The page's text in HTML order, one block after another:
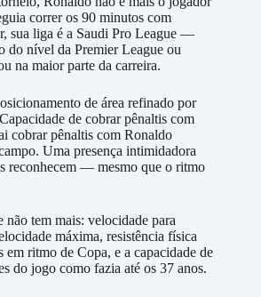
correr os 90 minutos com
sua liga é a Saudi Pro League —
do nível da Premier League ou
na maior parte da carreira.
de área refinado por
de cobrar pênaltis com
cobrar pênaltis com Ronaldo
Uma presença intimidadora
reconhecem — mesmo que o ritmo
tem mais: velocidade para
máxima, resistência física
em ritmo de Copa, e a capacidade de
do jogo como fazia até os 37 anos.